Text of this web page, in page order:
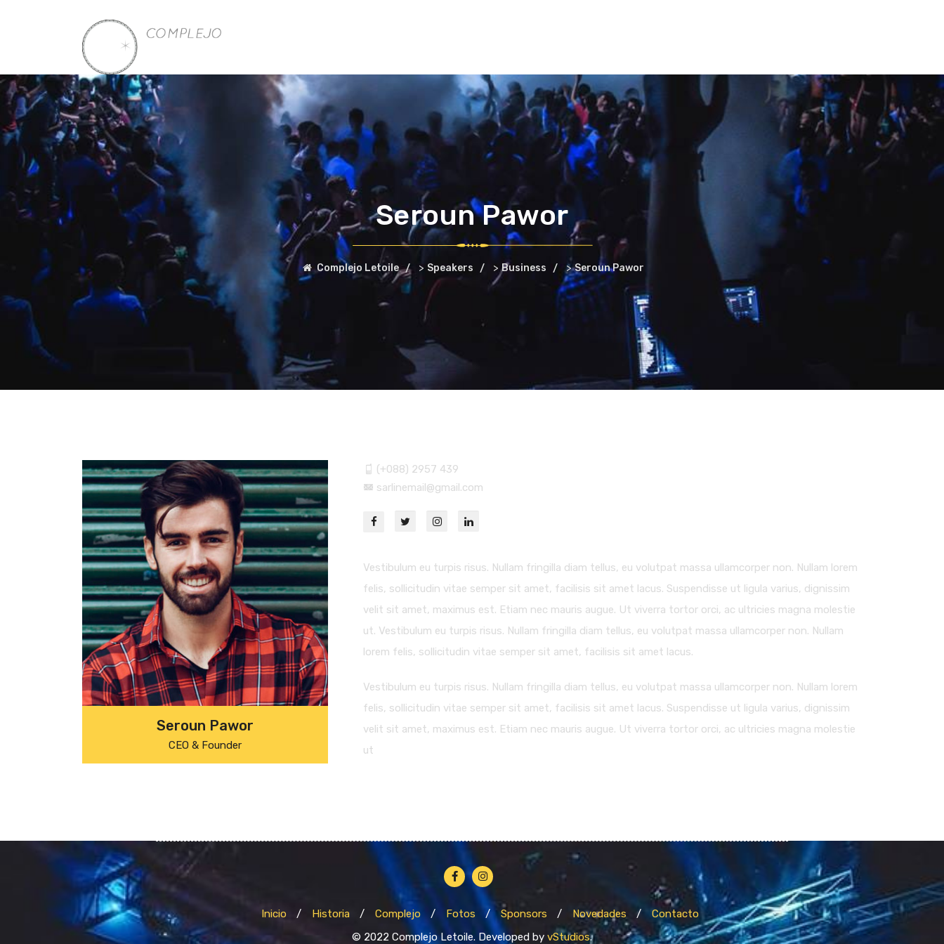
Seroun Pawor
Complejo Letoile > Speakers >Business >Seroun Pawor
Seroun Pawor
CEO & Founder
(+088) 2957 439
sarlinemail@gmail.com
Vestibulum eu turpis risus. Nullam fringilla diam tellus, eu volutpat massa ullamcorper non. Nullam lorem
felis, sollicitudin vitae semper sit amet, facilisis sit amet lacus. Suspendisse ut ligula varius, dignissim
velit sit amet, maximus est. Etiam nec mauris augue. Ut viverra tortor orci, ac ultricies magna molestie
ut. Vestibulum eu turpis risus. Nullam fringilla diam tellus, eu volutpat massa ullamcorper non. Nullam
lorem felis, sollicitudin vitae semper sit amet, facilisis sit amet lacus.
Vestibulum eu turpis risus. Nullam fringilla diam tellus, eu volutpat massa ullamcorper non. Nullam lorem
felis, sollicitudin vitae semper sit amet, facilisis sit amet lacus. Suspendisse ut ligula varius, dignissim
velit sit amet, maximus est. Etiam nec mauris augue. Ut viverra tortor orci, ac ultricies magna molestie
ut
Inicio Historia Complejo Fotos Sponsors Novedades
Contacto
© 2022 Complejo Letoile. Developed by vStudios.